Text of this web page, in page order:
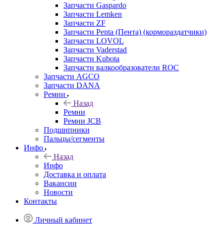
Запчасти Gaspardo
Запчасти Lemken
Запчасти ZF
Запчасти Penta (Пента) (кормораздатчики)
Запчасти LOVOL
Запчасти Vaderstad
Запчасти Kubota
Запчасти валкообразователи ROC
Запчасти AGCO
Запчасти DANA
Ремни
Назад
Ремни
Ремни JCB
Подшипники
Пальцы/сегменты
Инфо
Назад
Инфо
Доставка и оплата
Вакансии
Новости
Контакты
Личный кабинет